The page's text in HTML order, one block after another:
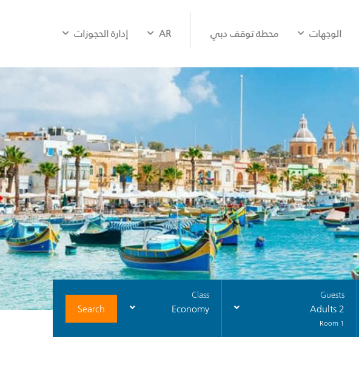
الوجهات محطة توقف دبي AR إدارة الحجوزات
Guests
2 Adults
1 Room
Class
Economy
Search